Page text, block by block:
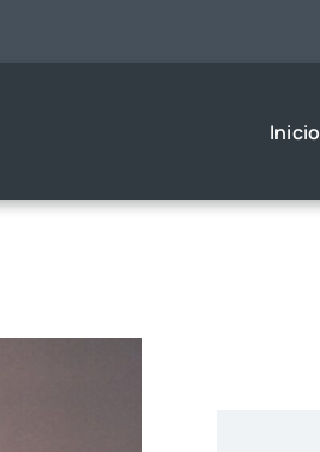
Inicio